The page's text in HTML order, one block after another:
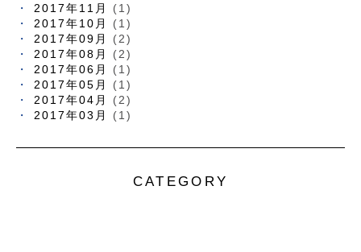
2017年11月
(1)
2017年10月
(1)
2017年09月
(2)
2017年08月
(2)
2017年06月
(1)
2017年05月
(1)
2017年04月
(2)
2017年03月
(1)
CATEGORY